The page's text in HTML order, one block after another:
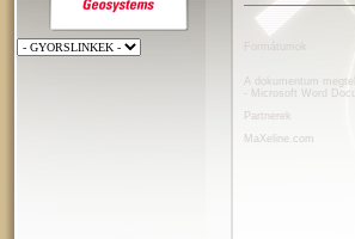
A dokumentum
- Microsoft Word
Partnerek
MaXeline.com